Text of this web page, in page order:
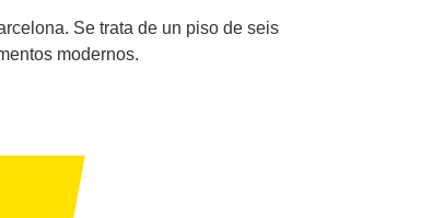
Se trata de un piso de seis
modernos.